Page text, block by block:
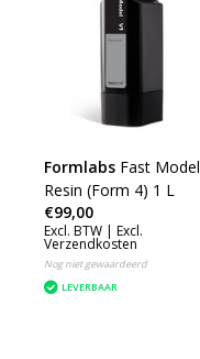
Formlabs Fast Model
Resin (Form 4) 1 L
€99,00
Excl. BTW | Excl.
Verzendkosten
Nog niet gewaardeerd
LEVERBAAR